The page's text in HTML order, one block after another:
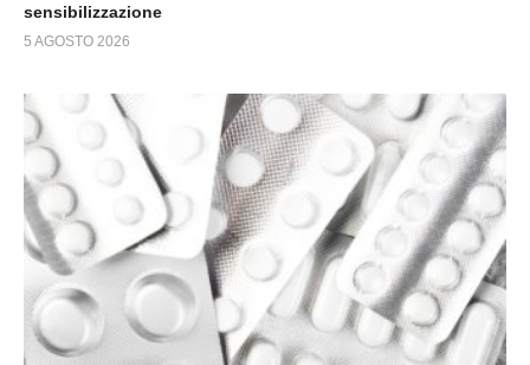
sensibilizzazione
5 AGOSTO 2026